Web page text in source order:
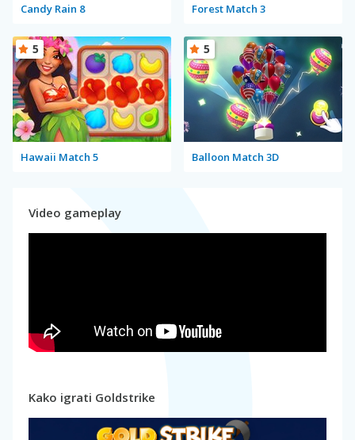
Candy Rain 8 Forest Match 3
Hawaii Match 5
5
Balloon Match 3D
5
Video gameplay
Kako igrati Goldstrike